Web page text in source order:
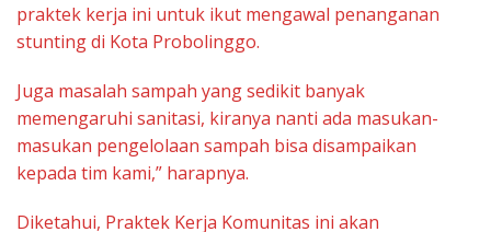
praktek kerja ini untuk ikut mengawal penanganan
stunting di Kota Probolinggo.
Juga masalah sampah yang sedikit banyak
memengaruhi sanitasi, kiranya nanti ada masukan-
masukan pengelolaan sampah bisa disampaikan
kepada tim kami,” harapnya.
Diketahui, Praktek Kerja Komunitas ini akan